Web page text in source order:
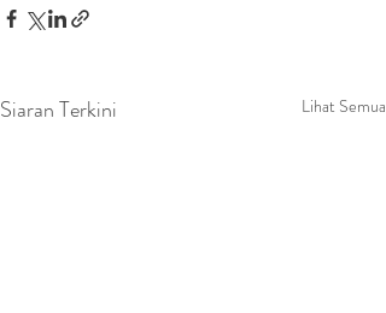
Siaran Terkini Lihat Semua